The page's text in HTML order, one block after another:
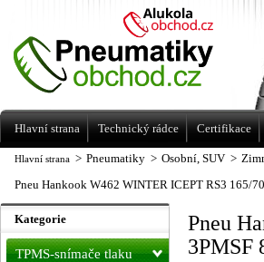
Hlavní strana > Pneumatiky > Osobní, SUV >
Pneu Hankook W462 WINTER ICEPT RS3 165/
Pneu
3PMSF
Kategorie
TPMS-snímače tlaku
Levné pneumatiky letní, zimní, Alu kola
a litá kola Racing Line
Hlavní strana Technický rádce Certifikace